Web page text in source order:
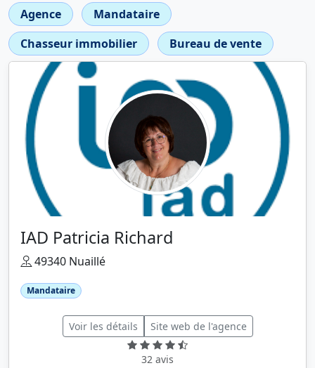
Agence
Mandataire
Chasseur immobilier
Bureau de vente
IAD Patricia Richard
49340 Nuaillé
Mandataire
Voir les détails Site web de l'agence
32 avis